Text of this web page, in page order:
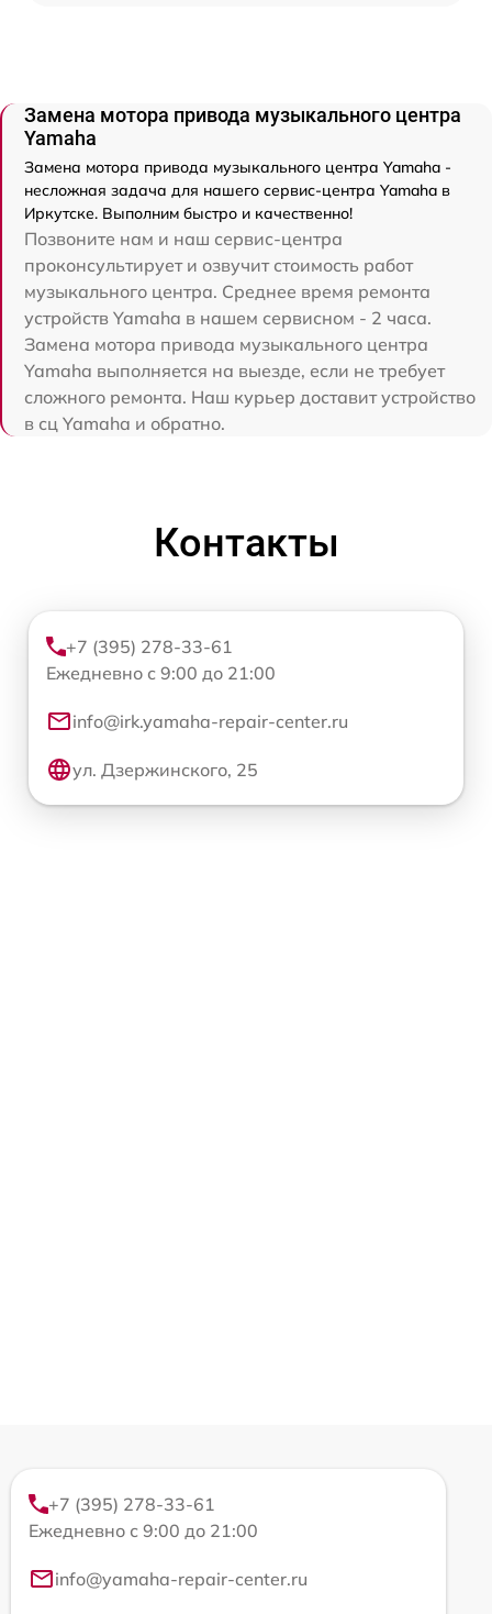
Замена мотора привода музыкального центра
Yamaha
Замена мотора привода музыкального центра Yamaha -
несложная задача для нашего сервис-центра Yamaha в
Иркутске. Выполним быстро и качественно!
Позвоните нам и наш сервис-центра
проконсультирует и озвучит стоимость работ
музыкального центра. Среднее время ремонта
устройств Yamaha в нашем сервисном - 2 часа.
Замена мотора привода музыкального центра
Yamaha выполняется на выезде, если не требует
сложного ремонта. Наш курьер доставит устройство
в сц Yamaha и обратно.
Контакты
+7 (395) 278-33-61
Ежедневно с 9:00 до 21:00
info@irk.yamaha-repair-center.ru
ул. Дзержинского, 25
+7 (395) 278-33-61
Ежедневно с 9:00 до 21:00
info@yamaha-repair-center.ru